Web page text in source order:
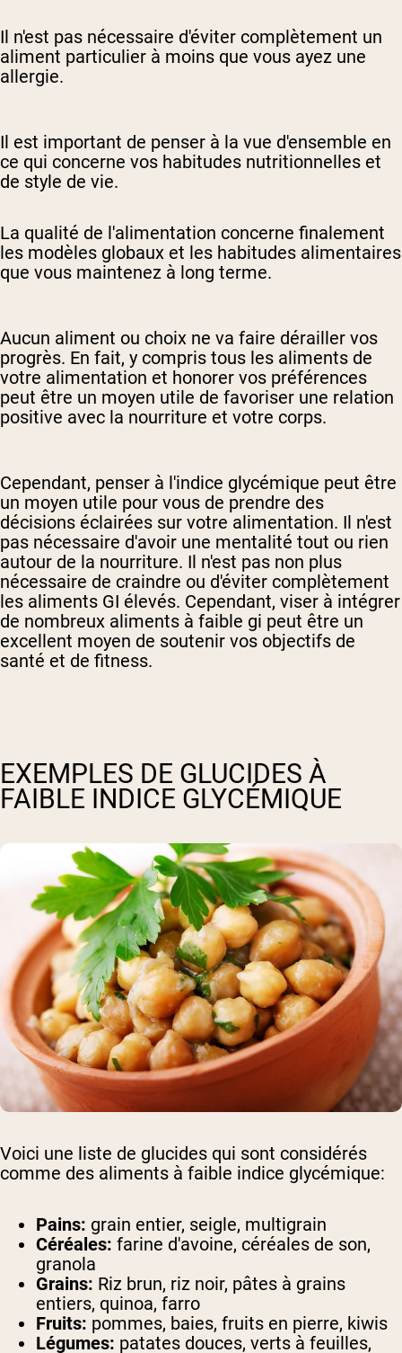
Il n'est pas nécessaire d'éviter complètement un
aliment particulier à moins que vous ayez une
allergie.
Il est important de penser à la vue d'ensemble en
ce qui concerne vos habitudes nutritionnelles et
de style de vie.
La qualité de l'alimentation concerne finalement
les modèles globaux et les habitudes alimentaires
que vous maintenez à long terme.
Aucun aliment ou choix ne va faire dérailler vos
progrès. En fait, y compris tous les aliments de
votre alimentation et honorer vos préférences
peut être un moyen utile de favoriser une relation
positive avec la nourriture et votre corps.
Cependant, penser à l'indice glycémique peut être
un moyen utile pour vous de prendre des
décisions éclairées sur votre alimentation. Il n'est
pas nécessaire d'avoir une mentalité tout ou rien
autour de la nourriture. Il n'est pas non plus
nécessaire de craindre ou d'éviter complètement
les aliments GI élevés. Cependant, viser à intégrer
de nombreux aliments à faible gi peut être un
excellent moyen de soutenir vos objectifs de
santé et de fitness.
EXEMPLES DE GLUCIDES À
FAIBLE INDICE GLYCÉMIQUE
Voici une liste de glucides qui sont considérés
comme des aliments à faible indice glycémique:
Pains: grain entier, seigle, multigrain
Céréales: farine d'avoine, céréales de son,
granola
Grains: Riz brun, riz noir, pâtes à grains
entiers, quinoa, farro
Fruits: pommes, baies, fruits en pierre, kiwis
Légumes: patates douces, verts à feuilles,